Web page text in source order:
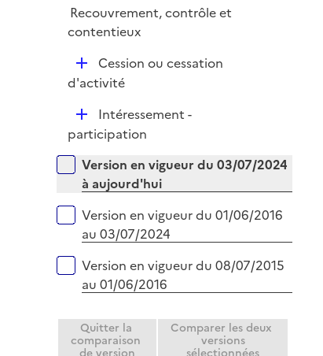
r
l
i
Recouvrement, contrôle et
contentieux
D
é
i
e
r
Cession ou cessation
d'activité
D
é
l
i
e
Intéressement -
participation
Versions sur la période
Version en vigueur du 03/07/2024
à aujourd'hui
Version en vigueur du 01/06/2016
au 03/07/2024
Version en vigueur du 08/07/2015
au 01/06/2016
Quitter la
comparaison
Comparer les deux
versions